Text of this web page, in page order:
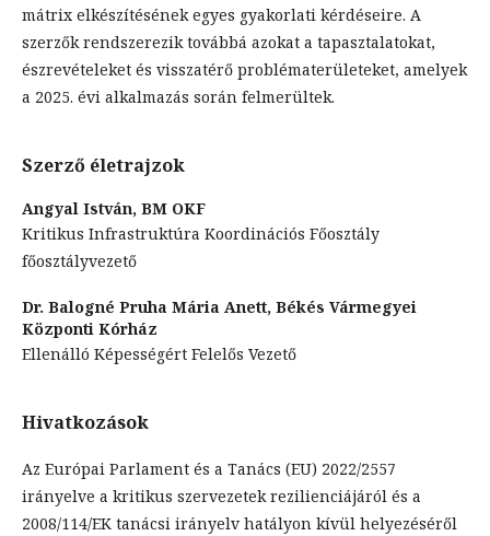
mátrix elkészítésének egyes gyakorlati kérdéseire. A
szerzők rendszerezik továbbá azokat a tapasztalatokat,
észrevételeket és visszatérő problématerületeket, amelyek
a 2025. évi alkalmazás során felmerültek.
Szerző életrajzok
Angyal István, BM OKF
Kritikus Infrastruktúra Koordinációs Főosztály
főosztályvezető
Dr. Balogné Pruha Mária Anett, Békés Vármegyei
Központi Kórház
Ellenálló Képességért Felelős Vezető
Hivatkozások
Az Európai Parlament és a Tanács (EU) 2022/2557
irányelve a kritikus szervezetek rezilienciájáról és a
2008/114/EK tanácsi irányelv hatályon kívül helyezéséről